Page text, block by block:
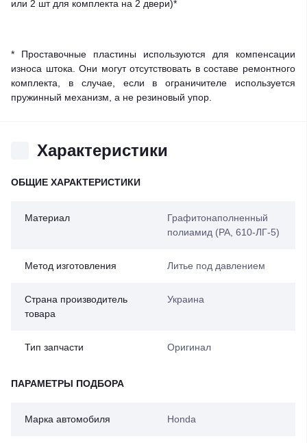
или 2 шт для комплекта на 2 двери)*
* Проставочные пластины используются для компенсации
износа штока. Они могут отсутствовать в составе ремонтного
комплекта, в случае, если в ограничителе используется
пружинный механизм, а не резиновый упор.
Характеристики
ОБЩИЕ ХАРАКТЕРИСТИКИ
Материал
Графитонаполненный
полиамид (PA, 610-ЛГ-5)
Метод изготовления Литье под давлением
Страна производитель
товара
Украина
Тип запчасти Оригинал
ПАРАМЕТРЫ ПОДБОРА
Марка автомобиля Honda